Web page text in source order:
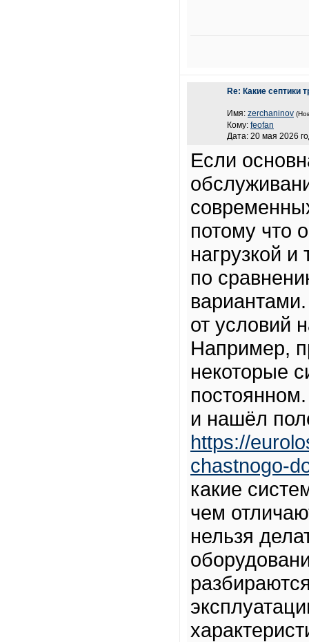
Re: Какие септики
Имя: zerchaninov
Кому: feofan
Дата: 20 мая 2026
Если
потому что
нагрузкой
по
от условий
Например,
некоторые
и нашёл
https://
chastnogo-
какие
чем
нельзя